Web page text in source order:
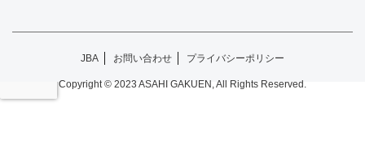
JBA お問い合わせ プライバシーポリシー
Copyright © 2023 ASAHI GAKUEN, All Rights Reserved.